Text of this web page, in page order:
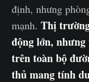
định, nhưng
mạnh. Thị
động lớn,
trên toàn bộ
thủ mang tính